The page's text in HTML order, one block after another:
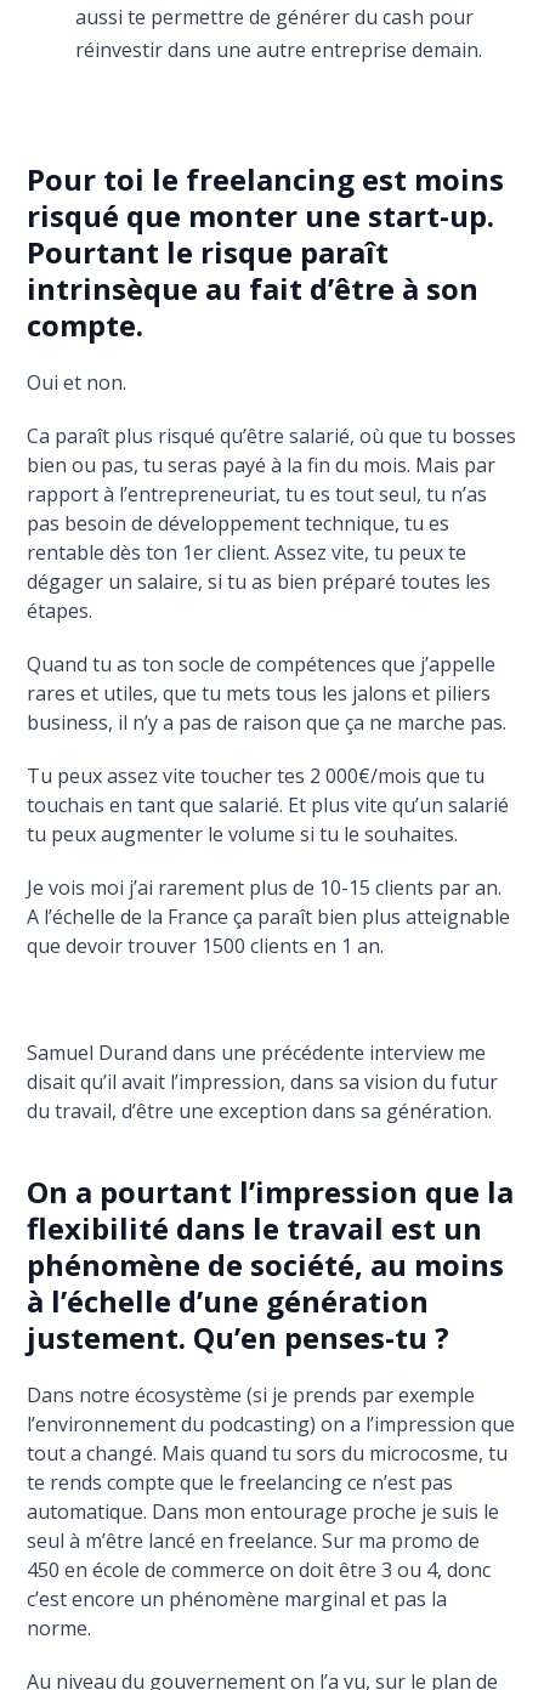
aussi te permettre de générer du cash pour
réinvestir dans une autre entreprise demain.
Pour toi le freelancing est moins
risqué que monter une start-up.
Pourtant le risque paraît
intrinsèque au fait d’être à son
compte.
Oui et non.
Ca paraît plus risqué qu’être salarié, où que tu bosses
bien ou pas, tu seras payé à la fin du mois. Mais par
rapport à l’entrepreneuriat, tu es tout seul, tu n’as
pas besoin de développement technique, tu es
rentable dès ton 1er client. Assez vite, tu peux te
dégager un salaire, si tu as bien préparé toutes les
étapes.
Quand tu as ton socle de compétences que j’appelle
rares et utiles, que tu mets tous les jalons et piliers
business, il n’y a pas de raison que ça ne marche pas.
Tu peux assez vite toucher tes 2 000€/mois que tu
touchais en tant que salarié. Et plus vite qu’un salarié
tu peux augmenter le volume si tu le souhaites.
Je vois moi j’ai rarement plus de 10-15 clients par an.
A l’échelle de la France ça paraît bien plus atteignable
que devoir trouver 1500 clients en 1 an.
Samuel Durand dans une précédente interview me
disait qu’il avait l’impression, dans sa vision du futur
du travail, d’être une exception dans sa génération.
On a pourtant l’impression que la
flexibilité dans le travail est un
phénomène de société, au moins
à l’échelle d’une génération
justement. Qu’en penses-tu ?
Dans notre écosystème (si je prends par exemple
l’environnement du podcasting) on a l’impression que
tout a changé. Mais quand tu sors du microcosme, tu
te rends compte que le freelancing ce n’est pas
automatique. Dans mon entourage proche je suis le
seul à m’être lancé en freelance. Sur ma promo de
450 en école de commerce on doit être 3 ou 4, donc
c’est encore un phénomène marginal et pas la
norme.
Au niveau du gouvernement on l’a vu, sur le plan de